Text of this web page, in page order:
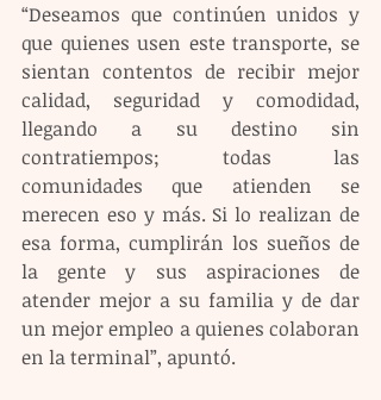
“Deseamos que continúen unidos y
que quienes usen este transporte, se
sientan contentos de recibir mejor
calidad, seguridad y comodidad,
llegando a su destino sin
contratiempos; todas las
comunidades que atienden se
merecen eso y más. Si lo realizan de
esa forma, cumplirán los sueños de
la gente y sus aspiraciones de
atender mejor a su familia y de dar
un mejor empleo a quienes colaboran
en la terminal”, apuntó.